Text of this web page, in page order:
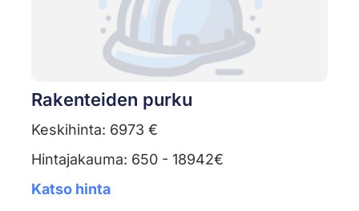
Rakenteiden purku
Keskihinta: 6973 €
Hintajakauma: 650 - 18942€
Katso hinta